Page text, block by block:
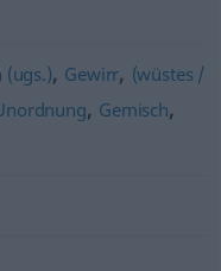
(ugs.), Gewirr, (wüstes /
, Gemisch,